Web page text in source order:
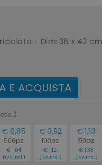
- Dim: 38 x 42 cm
E ACQUISTA
€ 0,85
500pz
€ 1,04
(IVA incl.)
€ 0,92
100pz
€ 1,12
(IVA incl.)
€ 1,13
50pz
€ 1,38
(IVA incl.)